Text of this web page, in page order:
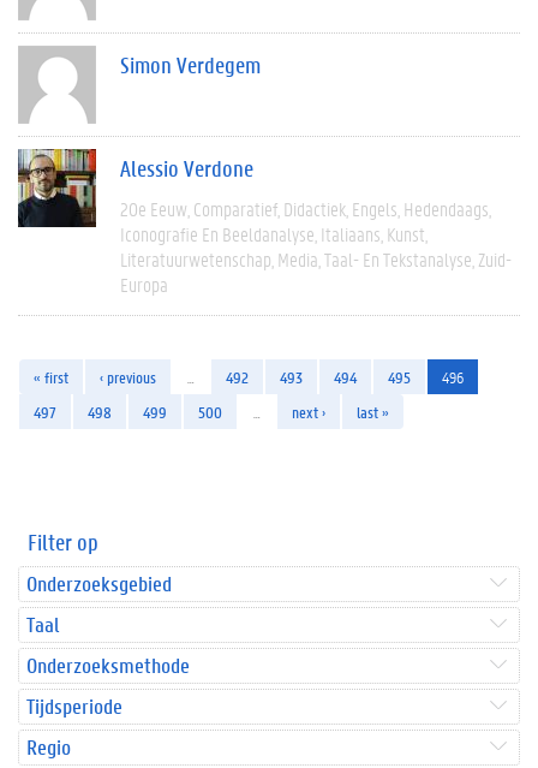
Simon Verdegem
Alessio Verdone
20e Eeuw Comparatief Didactiek Engels Hedendaags
Iconografie En Beeldanalyse Italiaans Kunst
Literatuurwetenschap Media Taal- En Tekstanalyse Zuid-
Europa
« first ‹ previous 492 493 494 495
496
497
498 499 500 next › last »
Filter op
Onderzoeksgebied
Taal
Onderzoeksmethode
Tijdsperiode
Regio